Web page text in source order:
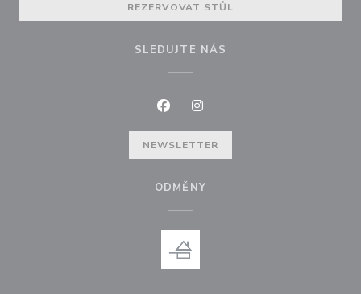
REZERVOVAT STŮL
SLEDUJTE NÁS
Facebook ((otevře se v novém
Instagram ((otevře se v
NEWSLETTER
ODMĚNY